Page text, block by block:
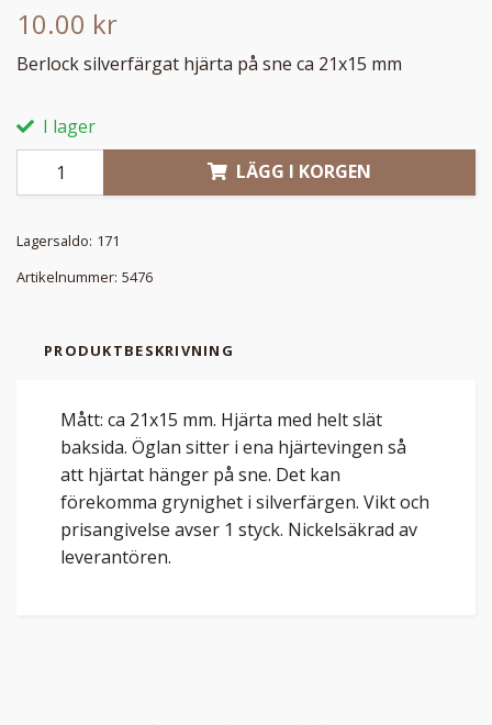
10.00 kr
Berlock silverfärgat hjärta på sne ca 21x15 mm
I lager
LÄGG I KORGEN
Lagersaldo: 171
Artikelnummer: 5476
PRODUKTBESKRIVNING
Mått: ca 21x15 mm. Hjärta med helt slät
baksida. Öglan sitter i ena hjärtevingen så
att hjärtat hänger på sne. Det kan
förekomma grynighet i silverfärgen. Vikt och
prisangivelse avser 1 styck. Nickelsäkrad av
leverantören.